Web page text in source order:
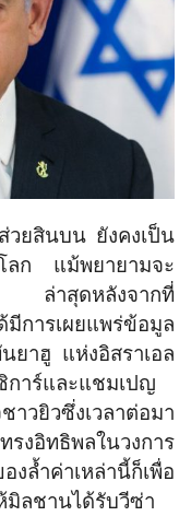
สินบน ยังคงเป็น
ลก แม้พยายามจะ
ล่าสุดหลังจากที่
การเผยแพร่ข้อมูล
ยาฮู แห่งอิสราเอล
การ์และแชมเปญ
วยิวซึ่งเวลาต่อมา
งอิทธิพลในวงการ
ล้ำค่าเหล่านี้ก็เพื่อ
มิลชานได้รับวีซ่า